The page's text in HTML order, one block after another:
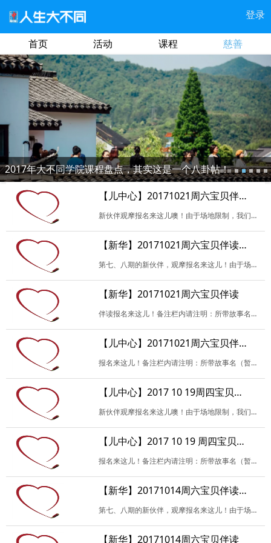
登录
首页 活动 课程 慈善
2017年大不同学院课程盘点，其实这是一个八卦帖！
【儿中心】20171021周六宝贝伴读活动（观摩）
新伙伴观摩报名来这儿噢！由于场地限制，我们每次会尽可能的多安排新伙伴观摩。请填写相关信息，备注栏内请注明：是否试读？试读故事名（暂定也可）。
【新华】20171021周六宝贝伴读（观摩）
第七、八期的新伙伴，观摩报名来这儿！由于场地限制，我们每次会尽可能地多安排新伙伴观摩，并且以报名试读的优先。请填写相关信息，参加试读请备注哟！如无特殊原因，请珍…
【新华】20171021周六宝贝伴读
伴读报名来这儿！备注栏内请注明：所带故事名（暂定也可），是否负责当天活动开场或者记录，是否试读，及其他未尽事宜。谢谢！
【儿中心】20171021周六宝贝伴读活动
报名来这儿！备注栏内请注明：所带故事名（暂定也可以），是否负责当天活动开场或者记录，是否试读，及其他未尽事宜。谢谢！
【儿中心】2017 10 19周四宝贝伴读（观摩）
新伙伴观摩报名来这儿噢！由于场地限制，我们每次会尽可能的多安排新伙伴观摩。请填写相关信息，备注栏内请注明：是否试读？试读故事名（暂定也可）。
【儿中心】2017 10 19 周四宝贝伴读
报名来这儿！备注栏内请注明：所带故事名（暂定也可），是否负责当天活动开场或者记录，是否试读，及其他未尽事宜，谢谢！
【新华】20171014周六宝贝伴读（观摩）
第七、八期的新伙伴，观摩报名来这儿！由于场地限制，我们每次会尽可能地多安排新伙伴观摩，并且以报名试读的优先。请填写相关信息，参加试读请备注哟！如无特殊原因，请珍…
【新华】20171014周六宝贝伴读